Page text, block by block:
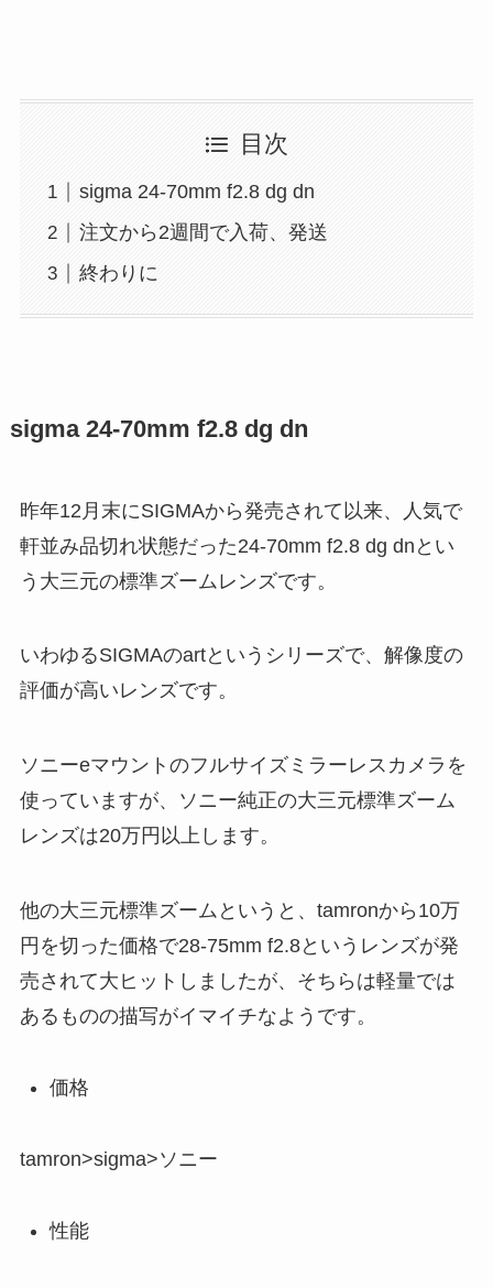
目次
sigma 24-70mm f2.8 dg dn
注文から2週間で入荷、発送
終わりに
sigma 24-70mm f2.8 dg dn
昨年12月末にSIGMAから発売されて以来、人気で
軒並み品切れ状態だった24-70mm f2.8 dg dnとい
う大三元の標準ズームレンズです。
いわゆるSIGMAのartというシリーズで、解像度の
評価が高いレンズです。
ソニーeマウントのフルサイズミラーレスカメラを
使っていますが、ソニー純正の大三元標準ズーム
レンズは20万円以上します。
他の大三元標準ズームというと、tamronから10万
円を切った価格で28-75mm f2.8というレンズが発
売されて大ヒットしましたが、そちらは軽量では
あるものの描写がイマイチなようです。
価格
tamron>sigma>ソニー
性能